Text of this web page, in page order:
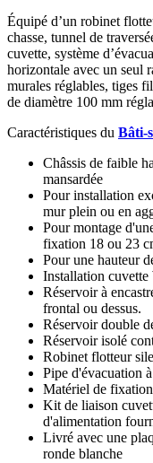
Équipé d’un robinet
chasse, tunnel de
cuvette, système
horizontale avec un seul
murales réglables, tiges
de diamètre 100 mm
Caractéristiques du Bâti-
Châssis de faible
mansardée
Pour installation
mur plein ou en
Pour montage
fixation 18 ou 23
Pour une hauteur
Installation
Réservoir à
frontal ou dessus.
Réservoir double
Réservoir isolé
Robinet flotteur
Pipe d'évacuation
Matériel de
Kit de liaison
d'alimentation
Livré avec une
ronde blanche